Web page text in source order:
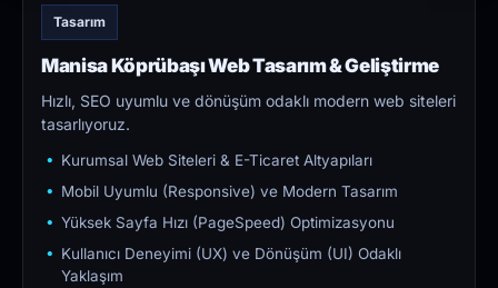
Tasarım
Manisa Köprübaşı Web Tasarım & Geliştirme
Hızlı, SEO uyumlu ve dönüşüm odaklı modern web siteleri
tasarlıyoruz.
Kurumsal Web Siteleri & E-Ticaret Altyapıları
Mobil Uyumlu (Responsive) ve Modern Tasarım
Yüksek Sayfa Hızı (PageSpeed) Optimizasyonu
Kullanıcı Deneyimi (UX) ve Dönüşüm (UI) Odaklı
Yaklaşım